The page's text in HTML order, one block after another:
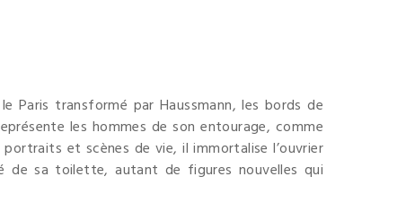
Paris transformé par Haussmann, les bords de
les hommes de son entourage, comme
et scènes de vie, il immortalise l’ouvrier
de sa toilette, autant de figures nouvelles qui